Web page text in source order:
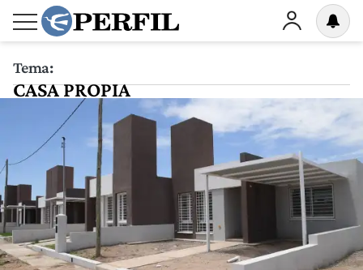
Tema:
CASA PROPIA